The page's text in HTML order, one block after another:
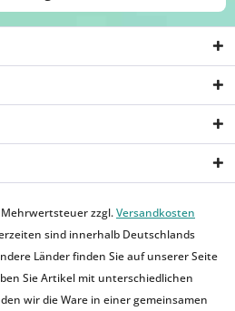
zzgl.Versandkosten
sind innerhalb Deutschlands
Länder finden Sie auf unserer Seite
Sie Artikel mit unterschiedlichen
wir die Ware in einer gemeinsamen